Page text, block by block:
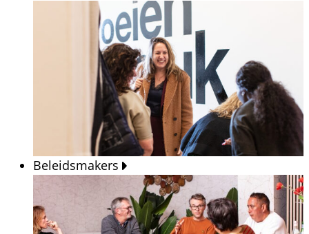
Beleidsmakers